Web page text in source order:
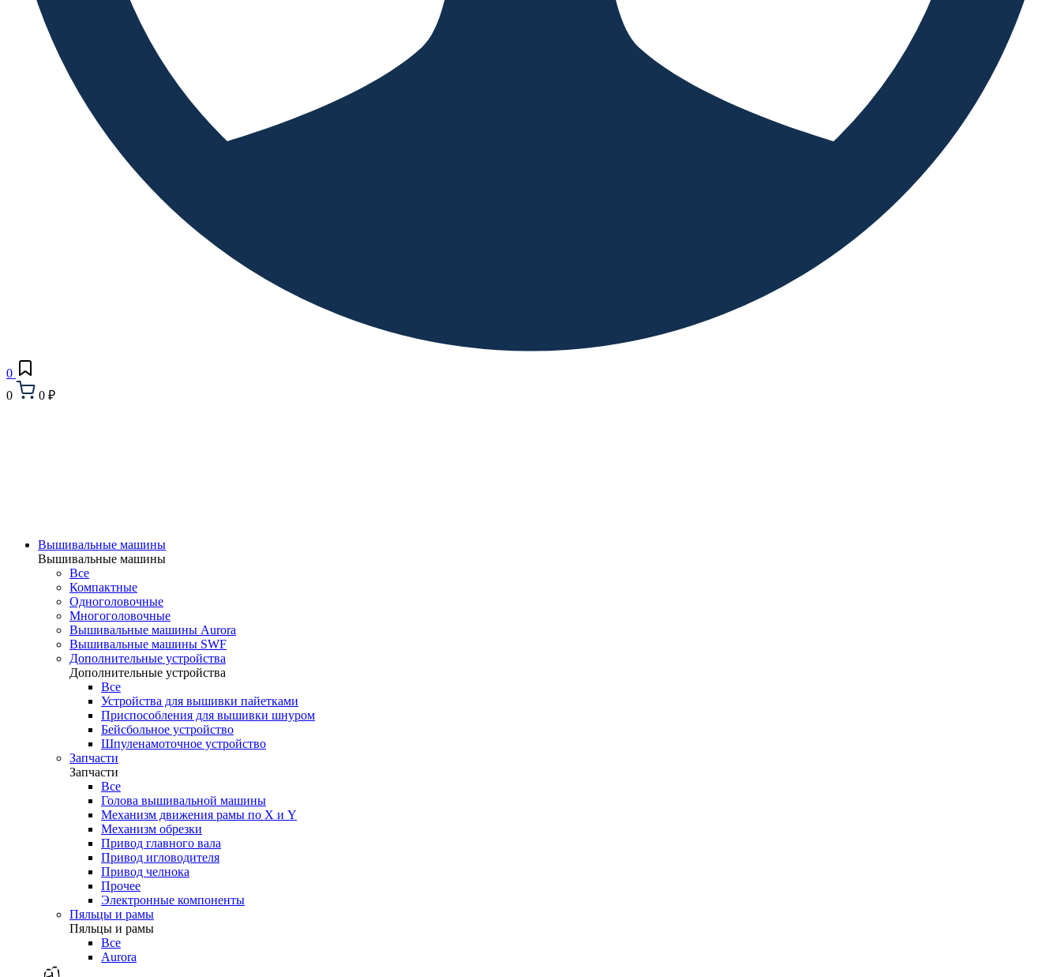
0
0
0 ₽
Вышивальные машины
Вышивальные машины
Все
Компактные
Одноголовочные
Многоголовочные
Вышивальные машины Aurora
Вышивальные машины SWF
Дополнительные устройства
Дополнительные устройства
Все
Устройства для вышивки пайетками
Приспособления для вышивки шнуром
Бейсбольное устройство
Шпуленамоточное устройство
Запчасти
Запчасти
Все
Голова вышивальной машины
Механизм движения рамы по X и Y
Механизм обрезки
Привод главного вала
Привод игловодителя
Привод челнока
Прочее
Электронные компоненты
Пяльцы и рамы
Пяльцы и рамы
Все
Aurora